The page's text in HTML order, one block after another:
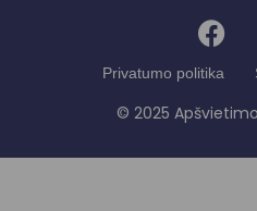
Privatumo politika
© 2025